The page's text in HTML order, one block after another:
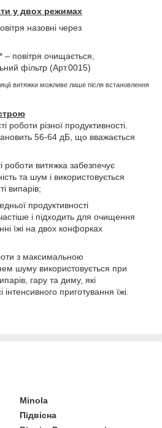
у двох режимах
назовні через
– повітря очищається,
фільтр (Арт.0015)
витяжки можливе лише після встановлення
роботи різної продуктивності.
56-64 дБ, що вважається
роботи витяжка забезпечує
та шум і використовується
випарів;
продуктивності
і підходить для очищення
їжі на двох конфорках
з максимальною
шуму використовується при
гару та диму, які
приготування їжі.
Minola
Підвісна